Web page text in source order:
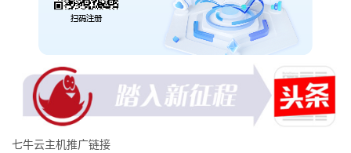
七牛云主机推广链接